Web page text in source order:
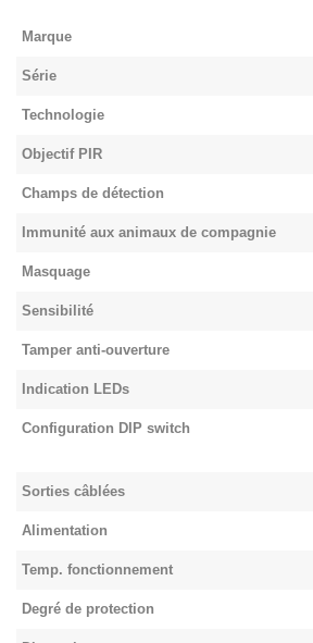
Marque
Série
Technologie
Objectif PIR
Champs de détection
Immunité aux animaux de compagnie
Masquage
Sensibilité
Tamper anti-ouverture
Indication LEDs
Configuration DIP switch
Sorties câblées
Alimentation
Temp. fonctionnement
Degré de protection